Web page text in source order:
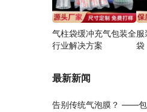
气柱袋缓冲充气包装全
行业解决方案
服
袋
最新新闻
告别传统气泡膜？ ——包